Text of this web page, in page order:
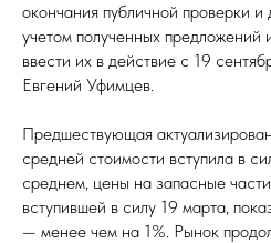
окончания публичной проверки и
учетом полученных
ввести их в действие с 19
Евгений Уфимцев.
Предшествующая
средней стоимости вступила в
среднем, цены на запасные
вступившей в силу 19 марта,
— менее чем на 1%. Рынок